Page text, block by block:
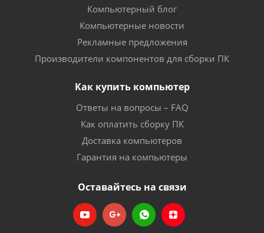
Компьютерный блог
Компьютерные новости
Рекламные предложения
Производители компонентов для сборки ПК
Как купить компьютер
Ответы на вопросы – FAQ
Как оплатить сборку ПК
Доставка компьютеров
Гарантия на компьютеры
Оставайтесь на связи